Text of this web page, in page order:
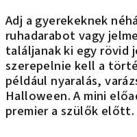
Adj a gyerekeknek
ruhadarabot vagy
találjanak ki egy rövid
szerepelnie kell a
például nyaralás,
Halloween. A mini
premier a szülők előtt.